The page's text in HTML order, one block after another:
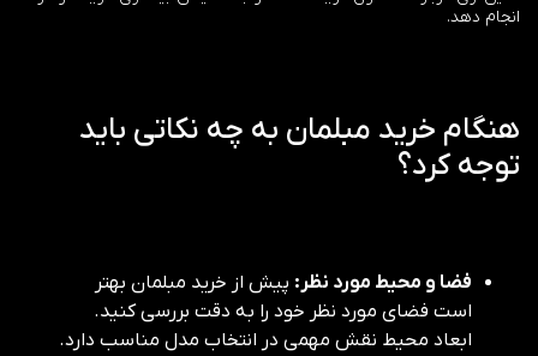
انجام دهد.
هنگام خرید مبلمان به چه نکاتی باید
توجه کرد؟
فضا و محیط مورد نظر: پیش از خرید مبلمان بهتر
است فضای مورد نظر خود را به دقت بررسی کنید.
ابعاد محیط نقش مهمی در انتخاب مدل مناسب دارد.